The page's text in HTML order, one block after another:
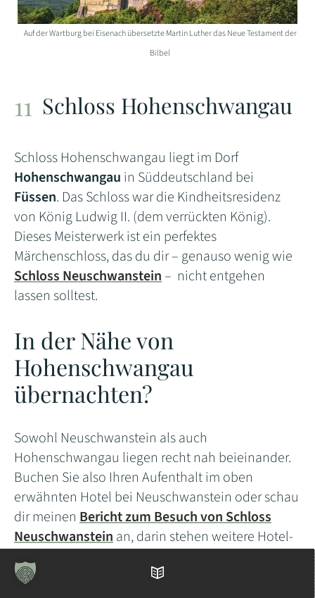
Auf der Wartburg bei Eisenach übersetzte Martin Luther das Neue Testament der
Bilbel
Schloss Hohenschwangau
Schloss Hohenschwangau liegt im Dorf
Hohenschwangau in Süddeutschland bei
Füssen. Das Schloss war die Kindheitsresidenz
von König Ludwig II. (dem verrückten König).
Dieses Meisterwerk ist ein perfektes
Märchenschloss, das du dir – genauso wenig wie
Schloss Neuschwanstein – nicht entgehen
lassen solltest.
In der Nähe von
Hohenschwangau
übernachten?
Sowohl Neuschwanstein als auch
Hohenschwangau liegen recht nah beieinander.
Buchen Sie also Ihren Aufenthalt im oben
erwähnten Hotel bei Neuschwanstein oder schau
dir meinen Bericht zum Besuch von Schloss
Neuschwanstein an, darin stehen weitere Hotel-
Inhaltsverzeichnis